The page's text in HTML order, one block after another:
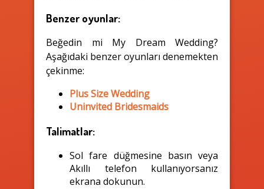
Benzer oyunlar:
Beğedin mi My Dream Wedding?
Aşağıdaki benzer oyunları denemekten
çekinme:
Plus Size Wedding
Uninvited Bridesmaids
Talimatlar:
Sol fare düğmesine basın veya
Akıllı telefon kullanıyorsanız
ekrana dokunun.